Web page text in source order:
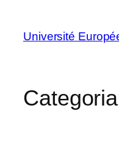
contenuto
Université